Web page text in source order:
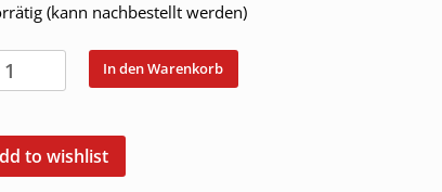
(kann nachbestellt werden)
In den Warenkorb
to wishlist